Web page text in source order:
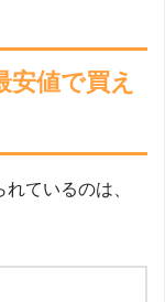
値で買え
ているのは、